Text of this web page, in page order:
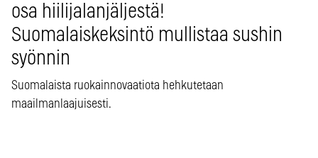
osa hiilijalanjäljestä!
Suomalaiskeksintö mullistaa sushin
syönnin
Suomalaista ruokainnovaatiota hehkutetaan
maailmanlaajuisesti.